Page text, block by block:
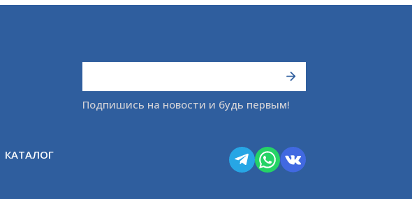
Подпишись на новости и будь первым!
КАТАЛОГ